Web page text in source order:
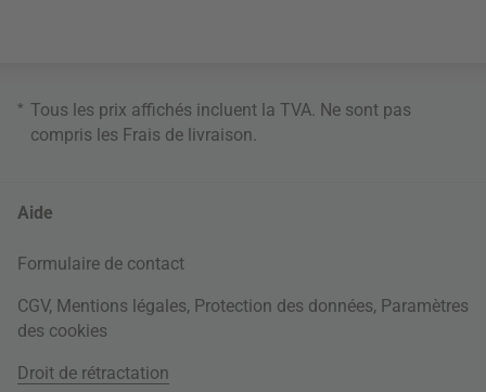
* Tous les prix affichés incluent la TVA. Ne sont pas
compris les Frais de livraison
Aide
Formulaire de contact
CGV, Mentions légales, Protection des données, Paramètres
des cookies
Droit de rétractation